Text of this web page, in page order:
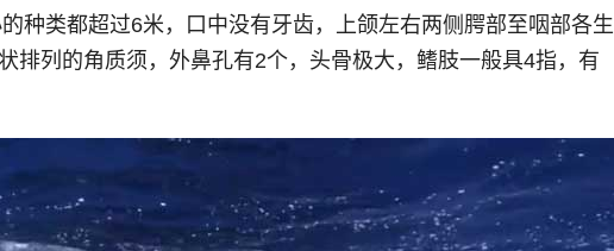
种类都超过6米，口中没有牙齿，上颌左右两侧腭部至咽部各生
排列的角质须，外鼻孔有2个，头骨极大，鳍肢一般具4指，有